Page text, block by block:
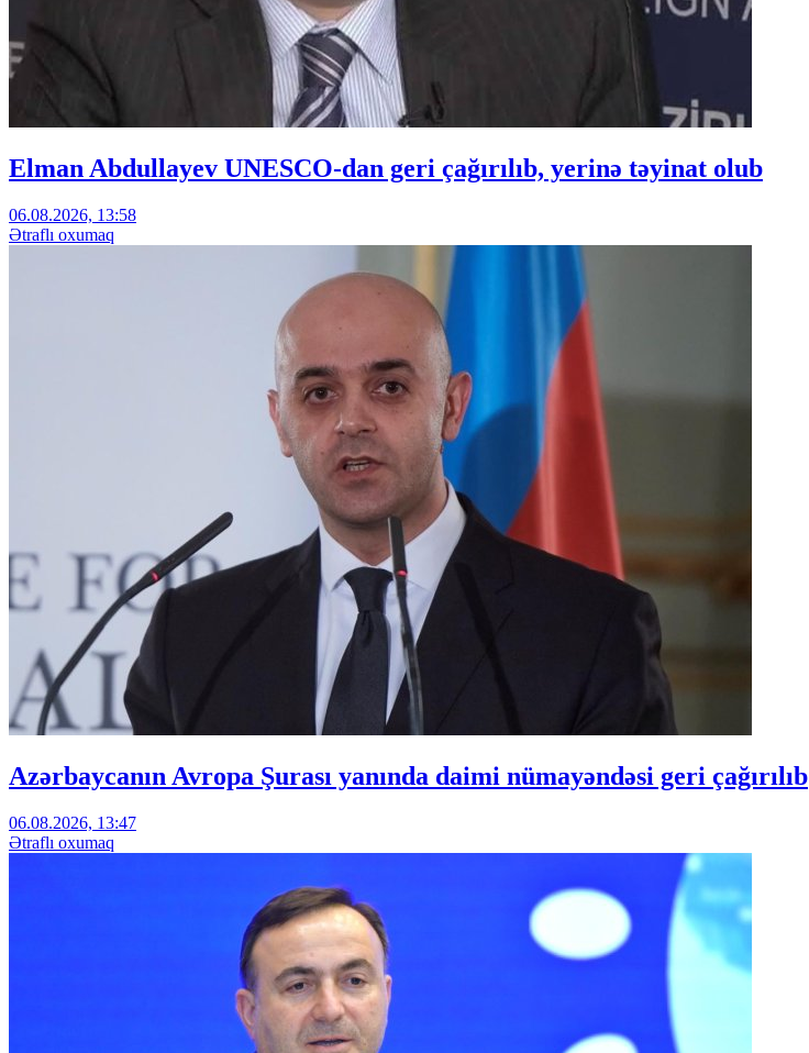
Elman Abdullayev UNESCO-dan geri çağırılıb, yerinə təyinat olub
06.08.2026, 13:58
Ətraflı oxumaq
Azərbaycanın Avropa Şurası yanında daimi nümayəndəsi geri çağırılıb
06.08.2026, 13:47
Ətraflı oxumaq